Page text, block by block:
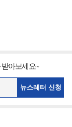
받아보세요~
뉴스레터 신청